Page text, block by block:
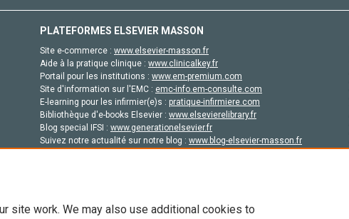
PLATEFORMES ELSEVIER MASSON
Site e-commerce : www.elsevier-masson.fr
Aide à la pratique clinique : www.clinicalkey.fr
Portail pour les institutions : www.em-premium.com
Site d'information sur l'EMC : emc-info.em-consulte.com
E-learning pour les infirmier(e)s : pratique-infirmiere.com
Bibliothèque d'e-books Elsevier : www.elsevierelibrary.fr
Blog special IFSI : www.generationelsevier.fr
Suivez notre actualité sur notre blog : www.blog-elsevier-masson.fr
site work. We may also use additional cookies to